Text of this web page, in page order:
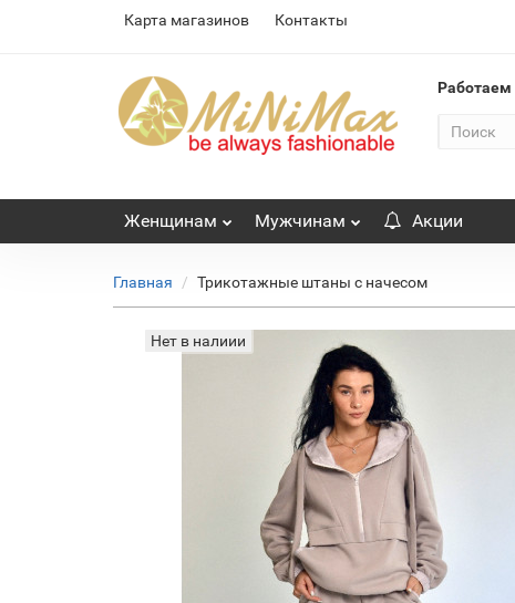
Карта магазинов Контакты
Работаем
Женщинам Мужчинам Акции
Главная Трикотажные штаны с начесом
Нет в налиии